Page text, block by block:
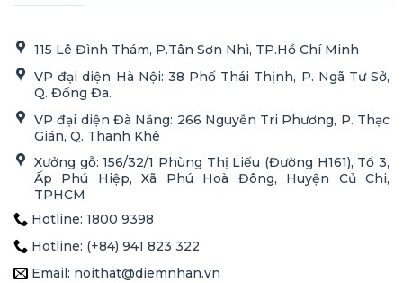
115 Lê Đình Thám, P.Tân Sơn Nhì, TP.Hồ Chí Minh
VP đại diện Hà Nội: 38 Phố Thái Thịnh, P. Ngã Tư Sở,
Q. Đống Đa.
VP đại diện Đà Nẵng: 266 Nguyễn Tri Phương, P. Thạc
Gián, Q. Thanh Khê
Xưởng gỗ: 156/32/1 Phùng Thị Liếu (Đường H161), Tổ 3,
Ấp Phú Hiệp, Xã Phú Hoà Đông, Huyện Củ Chi,
TPHCM
Hotline: 1800 9398
Hotline: (+84) 941 823 322
Email: noithat@diemnhan.vn